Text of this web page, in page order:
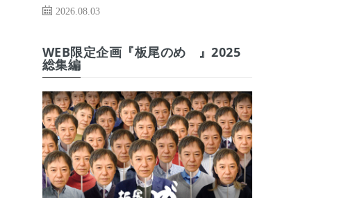
2026.08.03
WEB限定企画『板尾のめ゙』2025
総集編